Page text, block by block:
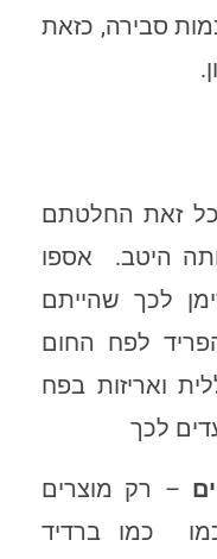
סבירה, כזאת
זאת החלטתם
היטב. אספו
לכך שהייתם
לפח החום
ואריזות בפח
לכך
– רק מוצרים
כמו ברדיד